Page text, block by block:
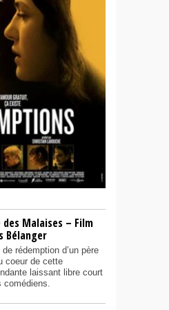
des Malaises – Film
Bélanger
de rédemption d’un père
coeur de cette
laissant libre court
comédiens.